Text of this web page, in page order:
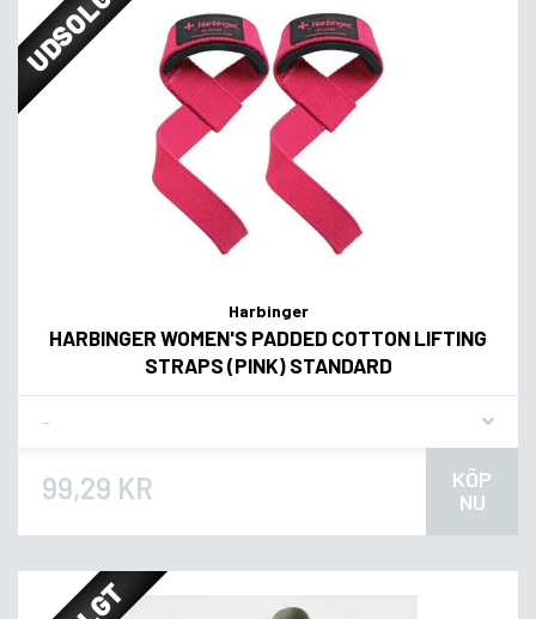
UDSOLGT
Harbinger
HARBINGER WOMEN'S PADDED COTTON LIFTING
STRAPS (PINK) STANDARD
99,29 KR
KÖP
NU